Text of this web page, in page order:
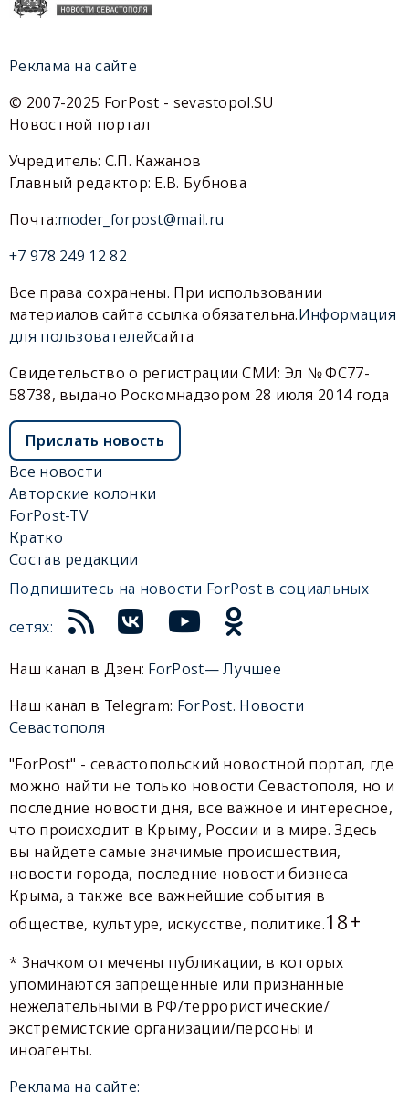
Реклама на сайте
© 2007-2025 ForPost - sevastopol.SU
Новостной портал
Учредитель: С.П. Кажанов
Главный редактор: Е.В. Бубнова
Почта:moder_forpost@mail.ru
+7 978 249 12 82
Все права сохранены. При использовании
материалов сайта ссылка обязательна.Информация
для пользователейсайта
Свидетельство о регистрации СМИ: Эл № ФС77-
58738, выдано Роскомнадзором 28 июля 2014 года
Прислать новость
Все новости
Авторские колонки
ForPost-TV
Кратко
Состав редакции
Подпишитесь на новости ForPost в социальных
сетях:
Наш канал в Дзен: ForPost— Лучшее
Наш канал в Telegram: ForPost. Новости
Севастополя
"ForPost" - севастопольский новостной портал, где
можно найти не только новости Севастополя, но и
последние новости дня, все важное и интересное,
что происходит в Крыму, России и в мире. Здесь
вы найдете самые значимые происшествия,
новости города, последние новости бизнеса
Крыма, а также все важнейшие события в
обществе, культуре, искусстве, политике.18+
* Значком отмечены публикации, в которых
упоминаются запрещенные или признанные
нежелательными в РФ/террористические/
экстремистские организации/персоны и
иноагенты.
Реклама на сайте: